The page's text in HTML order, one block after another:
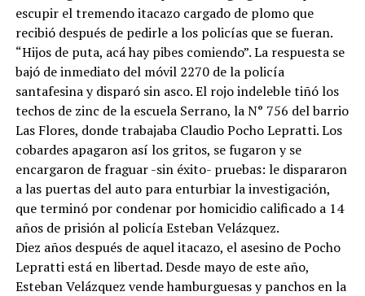
escupir el tremendo itacazo cargado de plomo que
recibió después de pedirle a los policías que se fueran.
“Hijos de puta, acá hay pibes comiendo”. La respuesta se
bajó de inmediato del móvil 2270 de la policía
santafesina y disparó sin asco. El rojo indeleble tiñó los
techos de zinc de la escuela Serrano, la N° 756 del barrio
Las Flores, donde trabajaba Claudio Pocho Lepratti. Los
cobardes apagaron así los gritos, se fugaron y se
encargaron de fraguar -sin éxito- pruebas: le dispararon
a las puertas del auto para enturbiar la investigación,
que terminó por condenar por homicidio calificado a 14
años de prisión al policía Esteban Velázquez.
Diez años después de aquel itacazo, el asesino de Pocho
Lepratti está en libertad. Desde mayo de este año,
Esteban Velázquez vende hamburguesas y panchos en la